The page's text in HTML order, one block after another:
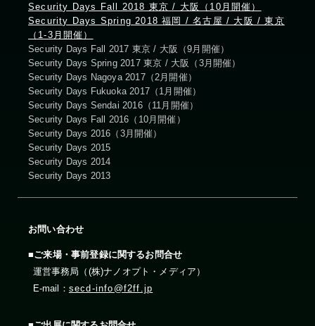
Security Days Fall 2018 東京 / 大阪（10月開催）
Security Days Spring 2018 福岡 / 名古屋 / 大阪 / 東京
（1-3月開催）
Security Days Fall 2017 東京 / 大阪（9月開催）
Security Days Spring 2017 東京 / 大阪（3月開催）
Security Days Nagoya 2017（2月開催）
Security Days Fukuoka 2017（1月開催）
Security Days Sendai 2016（11月開催）
Security Days Fall 2016（10月開催）
Security Days 2016（3月開催）
Security Days 2015
Security Days 2014
Security Days 2013
お問い合わせ
■ご来場・事前登録に関するお問合せ
運営事務局（(株)ナノオプト・メディア）
E-mail： secd-info@f2ff.jp